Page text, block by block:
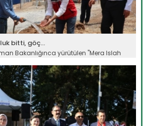
bitti, göç...
Bakanlığınca yürütülen "Mera Islah